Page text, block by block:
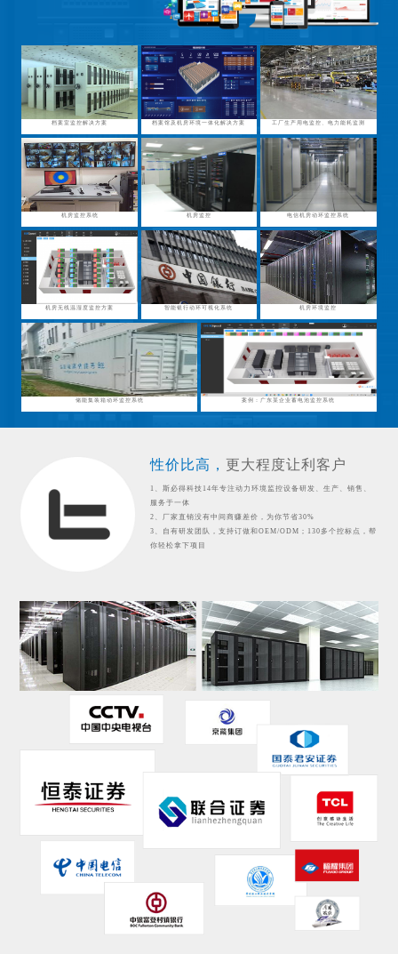
档案室监控解决方案 档案馆及机房环境一体化解决方案 工厂生产用电监控、电力能耗监测
机房监控系统 机房监控 电信机房动环监控系统
机房无线温湿度监控方案 智能银行动环可视化系统 机房环境监控
储能集装箱动环监控系统 案例：广东某企业蓄电池监控系统
性价比高， 更大程度让利客户
1、斯必得科技14年专注动力环境监控设备研发、生产、销售、
服务于一体
2、厂家直销没有中间商赚差价，为你节省30%
3、自有研发团队，支持订做和OEM/ODM；130多个控标点，帮
你轻松拿下项目